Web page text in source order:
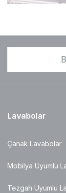
Lavabolar
Çanak Lavabolar
Mobilya Uyumlu
Tezgah Uyumlu